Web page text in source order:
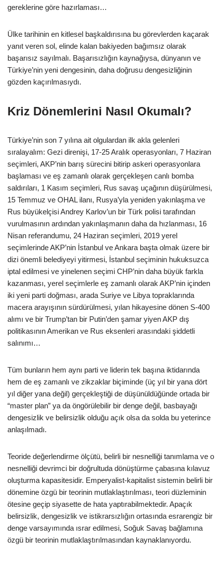
gereklerine göre hazırlaması…
Ülke tarihinin en kitlesel başkaldırısına bu görevlerden kaçarak
yanıt veren sol, elinde kalan bakiyeden bağımsız olarak
başarısız sayılmalı. Başarısızlığın kaynağıysa, dünyanın ve
Türkiye’nin yeni dengesinin, daha doğrusu dengesizliğinin
gözden kaçırılmasıydı.
Kriz Dönemlerini Nasıl Okumalı?
Türkiye’nin son 7 yılına ait olgulardan ilk akla gelenleri
sıralayalım: Gezi direnişi, 17-25 Aralık operasyonları, 7 Haziran
seçimleri, AKP’nin barış sürecini bitirip askeri operasyonlara
başlaması ve eş zamanlı olarak gerçekleşen canlı bomba
saldırıları, 1 Kasım seçimleri, Rus savaş uçağının düşürülmesi,
15 Temmuz ve OHAL ilanı, Rusya’yla yeniden yakınlaşma ve
Rus büyükelçisi Andrey Karlov’un bir Türk polisi tarafından
vurulmasının ardından yakınlaşmanın daha da hızlanması, 16
Nisan referandumu, 24 Haziran seçimleri, 2019 yerel
seçimlerinde AKP’nin İstanbul ve Ankara başta olmak üzere bir
dizi önemli belediyeyi yitirmesi, İstanbul seçiminin hukuksuzca
iptal edilmesi ve yinelenen seçimi CHP’nin daha büyük farkla
kazanması, yerel seçimlerle eş zamanlı olarak AKP’nin içinden
iki yeni parti doğması, arada Suriye ve Libya topraklarında
macera arayışının sürdürülmesi, yılan hikayesine dönen S-400
alımı ve bir Trump’tan bir Putin’den şamar yiyen AKP dış
politikasının Amerikan ve Rus eksenleri arasındaki şiddetli
salınımı…
Tüm bunların hem aynı parti ve liderin tek başına iktidarında
hem de eş zamanlı ve zikzaklar biçiminde (üç yıl bir yana dört
yıl diğer yana değil) gerçekleştiği de düşünüldüğünde ortada bir
“master plan” ya da öngörülebilir bir denge değil, basbayağı
dengesizlik ve belirsizlik olduğu açık olsa da solda bu yeterince
anlaşılmadı.
Teoride değerlendirme ölçütü, belirli bir nesnelliği tanımlama ve o
nesnelliği devrimci bir doğrultuda dönüştürme çabasına kılavuz
oluşturma kapasitesidir. Emperyalist-kapitalist sistemin belirli bir
dönemine özgü bir teorinin mutlaklaştırılması, teori düzleminin
ötesine geçip siyasette de hata yaptırabilmektedir. Apaçık
belirsizlik, dengesizlik ve istikrarsızlığın ortasında esrarengiz bir
denge varsayımında ısrar edilmesi, Soğuk Savaş bağlamına
özgü bir teorinin mutlaklaştırılmasından kaynaklanıyordu.